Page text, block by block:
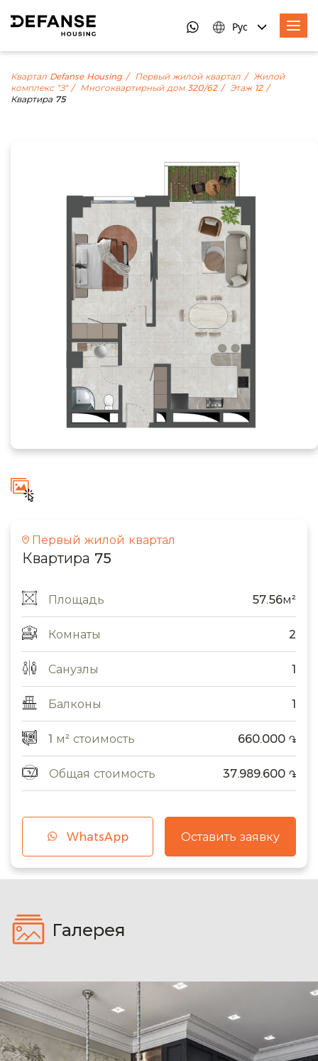
Рус
Квартал Defanse Housing Первый жилой квартал
Жилой
комплекс "З"
Многоквартирный дом 320/62
Этаж 12
Квартира 75
Первый жилой квартал
Квартира 75
Площадь 57.56м²
Комнаты 2
Санузлы 1
Балконы 1
1 м² стоимость 660.000 ֏
Общая стоимость 37.989.600 ֏
WhatsApp Оставить заявку
Галерея